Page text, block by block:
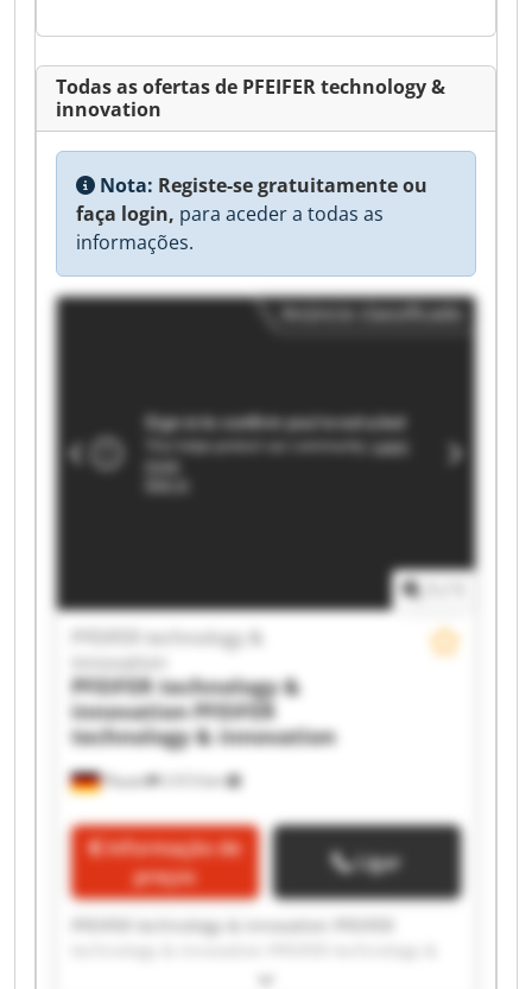
Todas as ofertas de PFEIFER technology &
innovation
Nota: Registe-se gratuitamente ou
faça login, para aceder a todas as
informações.
Anúncio classificado
Plauen 2 013 km
PFEIFER technology &
innovation
PFEIFER technology &
innovationPFEIFER
technology & innovation
Informação de
preços
Ligar
PFEIFER technology & innovation PFEIFER
innovation PFEIFER technology & innovation